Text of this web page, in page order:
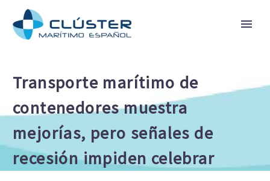
Transporte marítimo de
contenedores muestra
mejorías, pero señales de
recesión impiden celebrar